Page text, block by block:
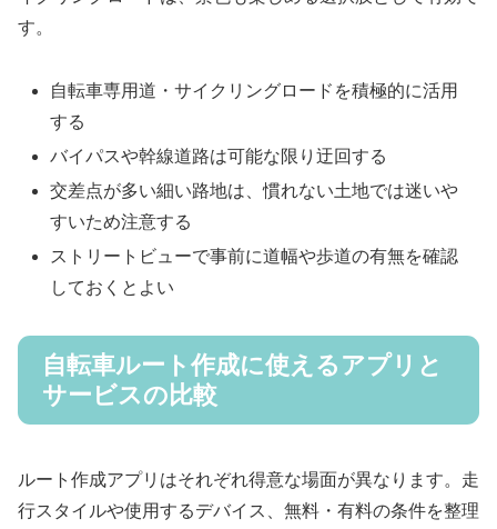
す。
自転車専用道・サイクリングロードを積極的に活用
する
バイパスや幹線道路は可能な限り迂回する
交差点が多い細い路地は、慣れない土地では迷いや
すいため注意する
ストリートビューで事前に道幅や歩道の有無を確認
しておくとよい
自転車ルート作成に使えるアプリと
サービスの比較
ルート作成アプリはそれぞれ得意な場面が異なります。走
行スタイルや使用するデバイス、無料・有料の条件を整理